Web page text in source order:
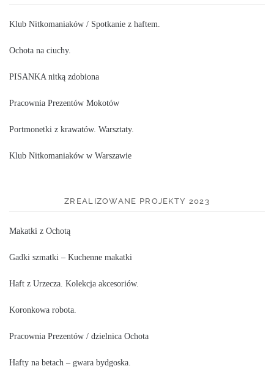
Klub Nitkomaniaków / Spotkanie z haftem.
Ochota na ciuchy.
PISANKA nitką zdobiona
Pracownia Prezentów Mokotów
Portmonetki z krawatów. Warsztaty.
Klub Nitkomaniaków w Warszawie
ZREALIZOWANE PROJEKTY 2023
Makatki z Ochotą
Gadki szmatki – Kuchenne makatki
Haft z Urzecza. Kolekcja akcesoriów.
Koronkowa robota.
Pracownia Prezentów / dzielnica Ochota
Hafty na betach – gwara bydgoska.